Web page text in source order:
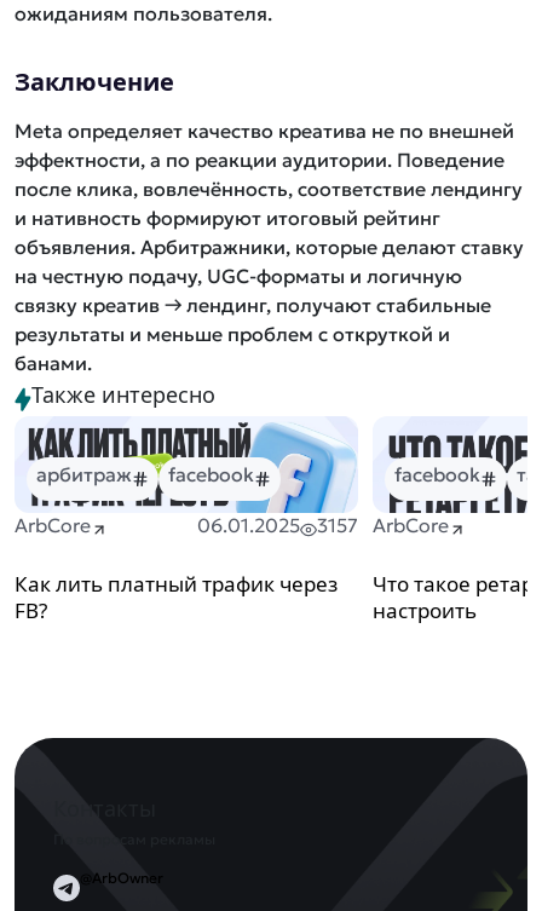
ожиданиям пользователя.
Заключение
Meta определяет качество креатива не по внешней
эффектности, а по реакции аудитории. Поведение
после клика, вовлечённость, соответствие лендингу
и нативность формируют итоговый рейтинг
объявления. Арбитражники, которые делают ставку
на честную подачу, UGC-форматы и логичную
связку креатив → лендинг, получают стабильные
результаты и меньше проблем с откруткой и
банами.
Также интересно
арбитраж facebook
ArbCore 06.01.2025 3157
Как лить платный трафик через
FB?
facebook
ArbCore
Что такое
настроить
@ArbOwner